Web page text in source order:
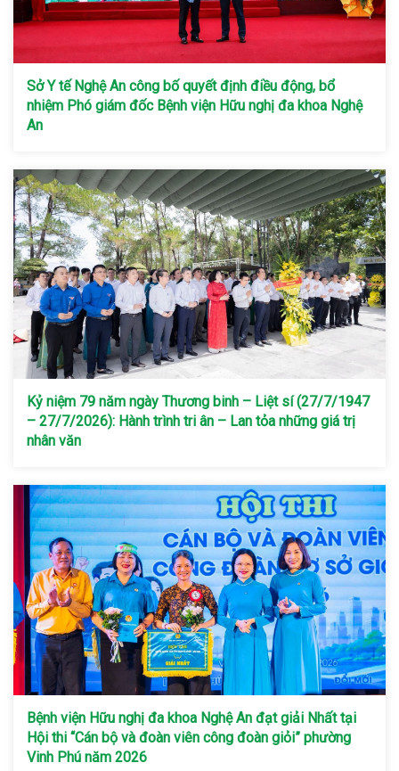
Sở Y tế Nghệ An công bố quyết định điều động, bổ
nhiệm Phó giám đốc Bệnh viện Hữu nghị đa khoa Nghệ
An
Kỷ niệm 79 năm ngày Thương binh – Liệt sí (27/7/1947
– 27/7/2026): Hành trình tri ân – Lan tỏa những giá trị
nhân văn
Bệnh viện Hữu nghị đa khoa Nghệ An đạt giải Nhất tại
Hội thi “Cán bộ và đoàn viên công đoàn giỏi” phường
Vinh Phú năm 2026